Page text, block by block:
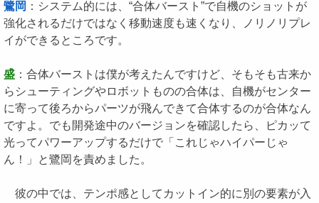
鷺岡 ：システム的には、“合体バースト”で自機のショットが
強化されるだけではなく移動速度も速くなり、ノリノリプレ
イができるところです。
盛 ：合体バーストは僕が考えたんですけど、そもそも古来か
らシューティングやロボットものの合体は、自機がセンター
に寄って後ろからパーツが飛んできて合体するのが合体なん
ですよ。でも開発途中のバージョンを確認したら、ピカッて
光ってパワーアップするだけで「これじゃハイパーじゃ
ん！」と鷺岡を責めました。
彼の中では、テンポ感としてカットイン的に別の要素が入